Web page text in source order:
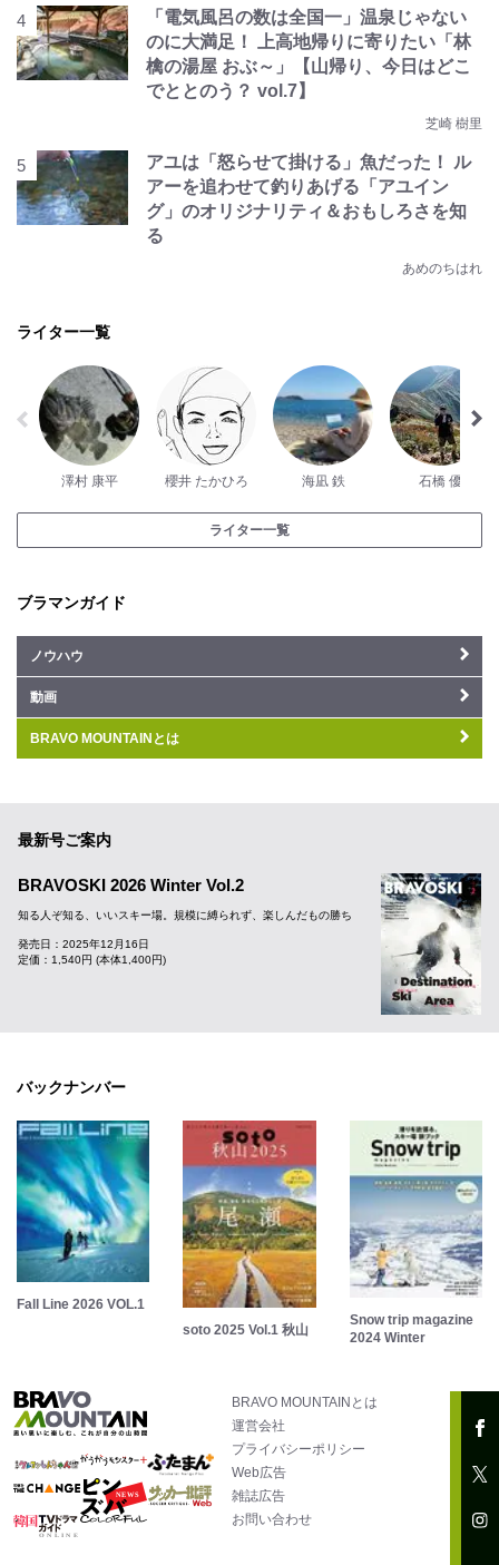
「電気風呂の数は全国一」温泉じゃない
のに大満足！ 上高地帰りに寄りたい「林
檎の湯屋 おぶ～」【山帰り、今日はどこ
でととのう？ vol.7】
芝崎 樹里
アユは「怒らせて掛ける」魚だった！ ル
アーを追わせて釣りあげる「アユイン
グ」のオリジナリティ＆おもしろさを知
る
あめのちはれ
ライター一覧
澤村 康平 櫻井 たかひろ 海凪 鉄 石橋 優
ライター一覧
ブラマンガイド
ノウハウ
動画
BRAVO MOUNTAINとは
最新号ご案内
BRAVOSKI 2026 Winter Vol.2
知る人ぞ知る、いいスキー場。規模に縛られず、楽しんだもの勝ち
発売日：2025年12月16日
定価：1,540円 (本体1,400円)
バックナンバー
Fall Line 2026 VOL.1
soto 2025 Vol.1 秋山
Snow trip magazine
2024 Winter
BRAVO MOUNTAINとは
運営会社
プライバシーポリシー
Web広告
雑誌広告
お問い合わせ